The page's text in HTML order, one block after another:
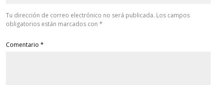
Tu dirección de correo electrónico no será publicada. Los campos
obligatorios están marcados con *
Comentario *